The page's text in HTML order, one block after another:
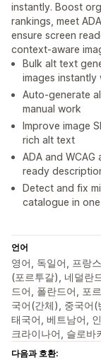
instantly. Boost
rankings, meet
ensure screen
context-aware
Bulk alt text
images instantly
Auto-generate
manual work
Improve image
rich alt text
ADA and
ready
Detect and fix
catalogue in
언어
영어, 독일어, 프랑
(포르투갈), 네덜란
드어, 폴란드어, 포
국어(간체), 중국어(
태국어, 베트남어,
크라이나어, 슬로바
다음과 호환: